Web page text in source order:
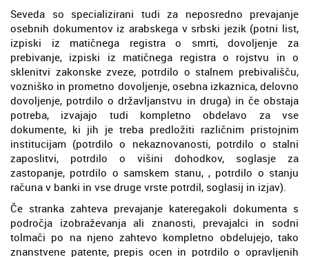
Seveda so specializirani tudi za neposredno prevajanje
osebnih dokumentov iz arabskega v srbski jezik (potni list,
izpiski iz matičnega registra o smrti, dovoljenje za
prebivanje, izpiski iz matičnega registra o rojstvu in o
sklenitvi zakonske zveze, potrdilo o stalnem prebivališču,
vozniško in prometno dovoljenje, osebna izkaznica, delovno
dovoljenje, potrdilo o državljanstvu in druga) in če obstaja
potreba, izvajajo tudi kompletno obdelavo za vse
dokumente, ki jih je treba predložiti različnim pristojnim
institucijam (potrdilo o nekaznovanosti, potrdilo o stalni
zaposlitvi, potrdilo o višini dohodkov, soglasje za
zastopanje, potrdilo o samskem stanu, , potrdilo o stanju
računa v banki in vse druge vrste potrdil, soglasij in izjav).
Če stranka zahteva prevajanje kateregakoli dokumenta s
področja izobraževanja ali znanosti, prevajalci in sodni
tolmači po na njeno zahtevo kompletno obdelujejo, tako
znanstvene patente, prepis ocen in potrdilo o opravljenih